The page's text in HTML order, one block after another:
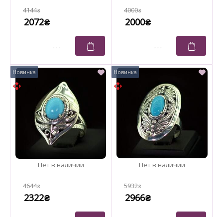
4144₴
2072₴
4000₴
2000₴
4644₴
2322₴
5932₴
2966₴